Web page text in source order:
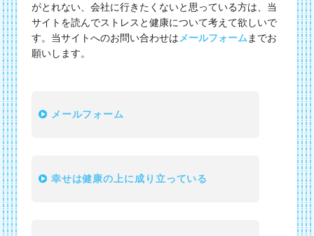
がとれない、会社に行きたくないと思っている方は、当
サイトを読んでストレスと健康について考えて欲しいで
す。当サイトへのお問い合わせは メールフォーム までお
願いします。
メールフォーム
幸せは健康の上に成り立っている